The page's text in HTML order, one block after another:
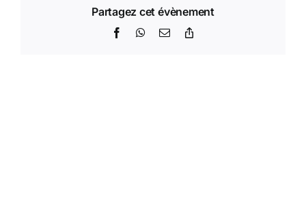
Partagez cet évènement
FacebookWhatsApp
Email